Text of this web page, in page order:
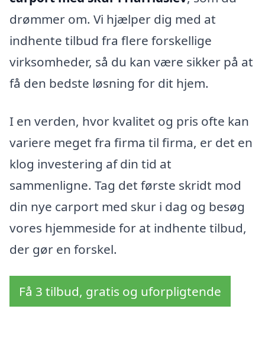
drømmer om. Vi hjælper dig med at
indhente tilbud fra flere forskellige
virksomheder, så du kan være sikker på at
få den bedste løsning for dit hjem.
I en verden, hvor kvalitet og pris ofte kan
variere meget fra firma til firma, er det en
klog investering af din tid at
sammenligne. Tag det første skridt mod
din nye carport med skur i dag og besøg
vores hjemmeside for at indhente tilbud,
der gør en forskel.
Få 3 tilbud, gratis og uforpligtende